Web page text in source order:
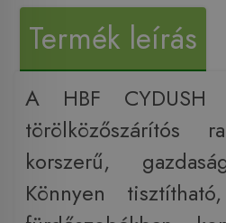
Termék leírás
A HBF
törölközőszárítós
korszerű,
Könnyen